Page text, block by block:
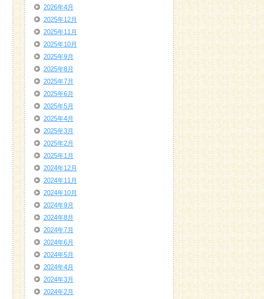
2026年4月
2025年12月
2025年11月
2025年10月
2025年9月
2025年8月
2025年7月
2025年6月
2025年5月
2025年4月
2025年3月
2025年2月
2025年1月
2024年12月
2024年11月
2024年10月
2024年9月
2024年8月
2024年7月
2024年6月
2024年5月
2024年4月
2024年3月
2024年2月